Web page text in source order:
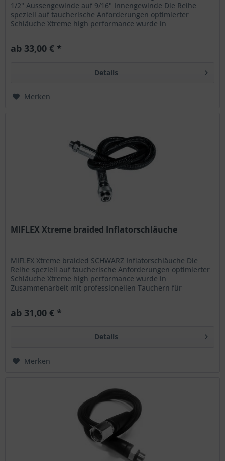
1/2" Aussengewinde auf 9/16" Innengewinde Die Reihe
speziell auf taucherische Anforderungen optimierter
Schläuche Xtreme high performance wurde in
ab 33,00 € *
Details
Merken
MIFLEX Xtreme braided Inflatorschläuche
MIFLEX Xtreme braided SCHWARZ Inflatorschläuche Die
Reihe speziell auf taucherische Anforderungen optimierter
Schläuche Xtreme high performance wurde in
Zusammenarbeit mit professionellen Tauchern für
ab 31,00 € *
Details
Merken